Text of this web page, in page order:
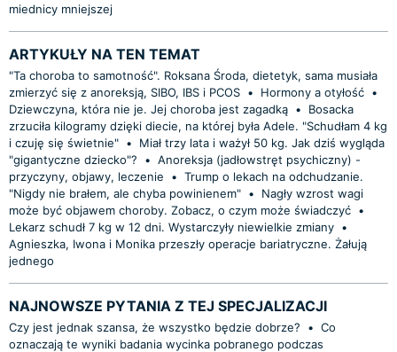
miednicy mniejszej
ARTYKUŁY NA TEN TEMAT
"Ta choroba to samotność". Roksana Środa, dietetyk, sama musiała
zmierzyć się z anoreksją, SIBO, IBS i PCOS • Hormony a otyłość •
Dziewczyna, która nie je. Jej choroba jest zagadką •
Bosacka
zrzuciła kilogramy dzięki diecie, na której była Adele. "Schudłam 4 kg
i czuję się świetnie" •
Miał trzy lata i ważył 50 kg. Jak dziś wygląda
"gigantyczne dziecko"?
• Anoreksja (jadłowstręt psychiczny) -
przyczyny, objawy, leczenie
• Trump o lekach na odchudzanie.
"Nigdy nie brałem, ale chyba powinienem" •
Nagły wzrost wagi
może być objawem choroby. Zobacz, o czym może świadczyć •
Lekarz schudł 7 kg w 12 dni. Wystarczyły niewielkie zmiany •
Agnieszka, Iwona i Monika przeszły operacje bariatryczne. Żałują
jednego
NAJNOWSZE PYTANIA Z TEJ SPECJALIZACJI
Czy jest jednak szansa, że wszystko będzie dobrze? • Co
oznaczają te wyniki badania wycinka pobranego podczas